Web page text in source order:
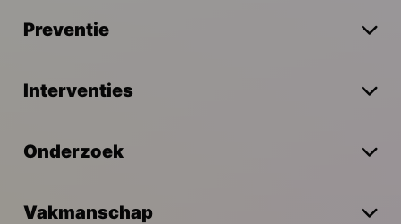
Preventie
Interventies
Onderzoek
Vakmanschap